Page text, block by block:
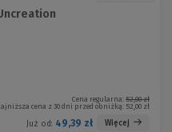
Cena regularna: 52,00 zł
cena z 30 dni przed obniżką: 52,00 zł
Już od: 49,39 zł Więcej